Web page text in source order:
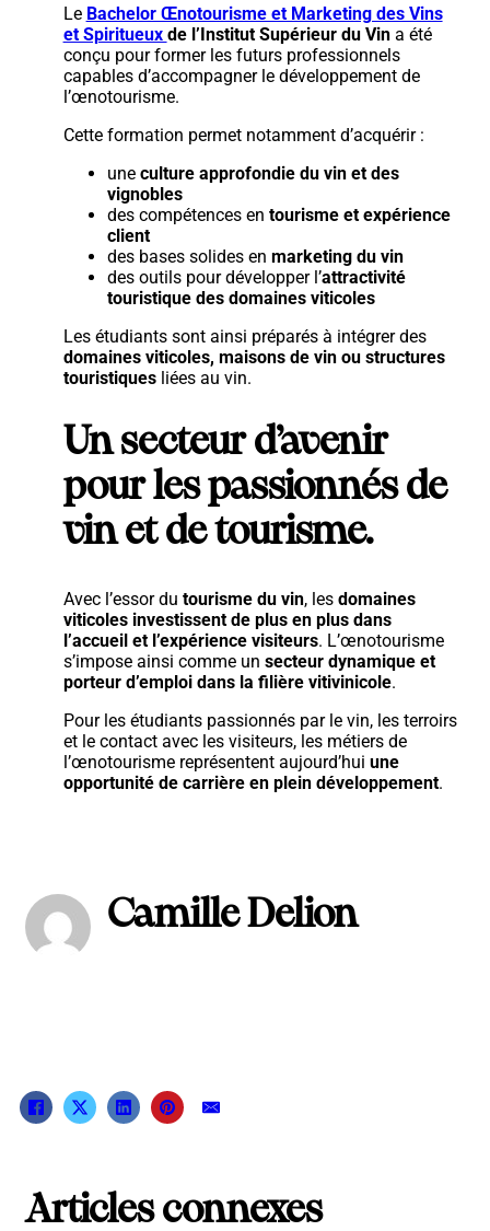
Le Bachelor Œnotourisme et Marketing des Vins
et Spiritueux de l’Institut Supérieur du Vina été
conçu pour former les futurs professionnels
capables d’accompagner le développement de
l’œnotourisme.
Cette formation permet notamment d’acquérir :
une culture approfondie du vin et des
vignobles
des compétences en tourisme et expérience
client
des bases solides en marketing du vin
des outils pour développer l’attractivité
touristique des domaines viticoles
Les étudiants sont ainsi préparés à intégrer des
domaines viticoles, maisons de vin ou structures
touristiquesliées au vin.
Un secteur d’avenir
pour les passionnés de
vin et de tourisme.
Avec l’essor du tourisme du vin, les domaines
viticoles investissent de plus en plus dans
l’accueil et l’expérience visiteurs. L’œnotourisme
s’impose ainsi comme un secteur dynamique et
porteur d’emploi dans la filière vitivinicole.
Pour les étudiants passionnés par le vin, les terroirs
et le contact avec les visiteurs, les métiers de
l’œnotourisme représentent aujourd’hui une
opportunité de carrière en plein développement.
Camille Delion
Articles connexes